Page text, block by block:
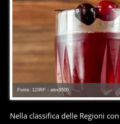
Fonte: 123RF - alex9500
Nella classifica delle Regioni